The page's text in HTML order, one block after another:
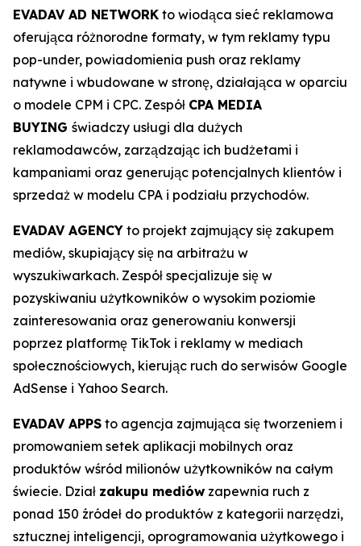
EVADAV AD NETWORK to wiodąca sieć reklamowa
oferująca różnorodne formaty, w tym reklamy typu
pop-under, powiadomienia push oraz reklamy
natywne i wbudowane w stronę, działająca w oparciu
o modele CPM i CPC. Zespół CPA MEDIA
BUYING świadczy usługi dla dużych
reklamodawców, zarządzając ich budżetami i
kampaniami oraz generując potencjalnych klientów i
sprzedaż w modelu CPA i podziału przychodów.
EVADAV AGENCY to projekt zajmujący się zakupem
mediów, skupiający się na arbitrażu w
wyszukiwarkach. Zespół specjalizuje się w
pozyskiwaniu użytkowników o wysokim poziomie
zainteresowania oraz generowaniu konwersji
poprzez platformę TikTok i reklamy w mediach
społecznościowych, kierując ruch do serwisów Google
AdSense i Yahoo Search.
EVADAV APPS to agencja zajmująca się tworzeniem i
promowaniem setek aplikacji mobilnych oraz
produktów wśród milionów użytkowników na całym
świecie. Dział zakupu mediów zapewnia ruch z
ponad 150 źródeł do produktów z kategorii narzędzi,
sztucznej inteligencji, oprogramowania użytkowego i